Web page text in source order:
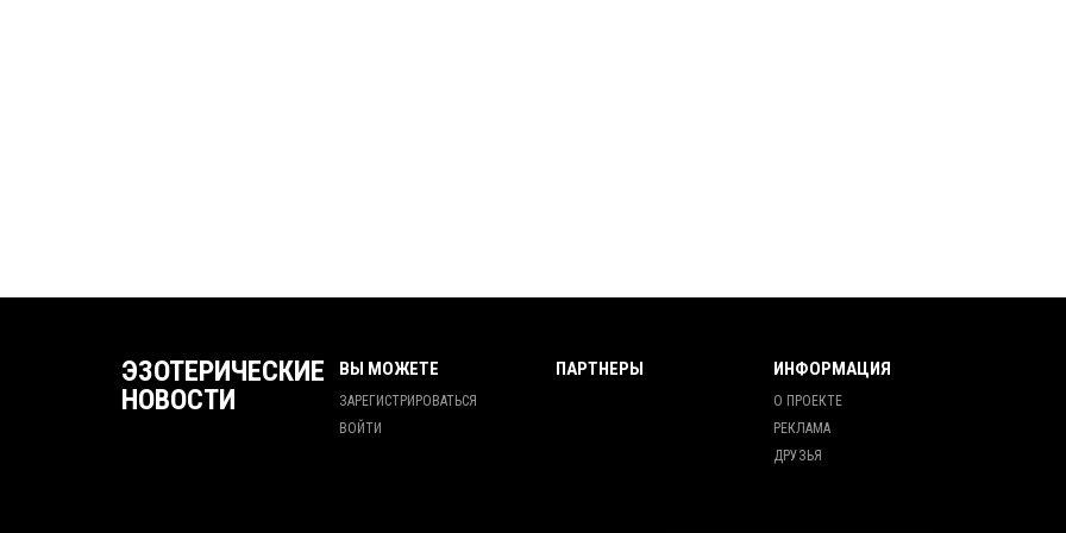
ЭЗОТЕРИЧЕСКИЕ
НОВОСТИ
ВЫ МОЖЕТЕ
ЗАРЕГИСТРИРОВАТЬСЯ
ВОЙТИ
ПАРТНЕРЫ ИНФОРМАЦИЯ
О ПРОЕКТЕ
РЕКЛАМА
ДРУЗЬЯ